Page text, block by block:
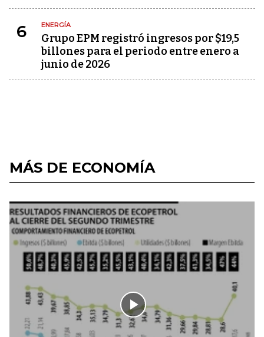
6 ENERGÍA
Grupo EPM registró ingresos por $19,5
billones para el periodo entre enero a
junio de 2026
MÁS DE ECONOMÍA